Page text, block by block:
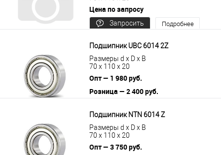
Цена по запросу
Запросить
Подробнее
Подшипник UBC 6014 2Z
Размеры d x D x B
70 x 110 x 20
Опт — 1 980 руб.
Розница — 2 400 руб.
Подшипник NTN 6014 Z
Размеры d x D x B
70 x 110 x 20
Опт — 3 750 руб.